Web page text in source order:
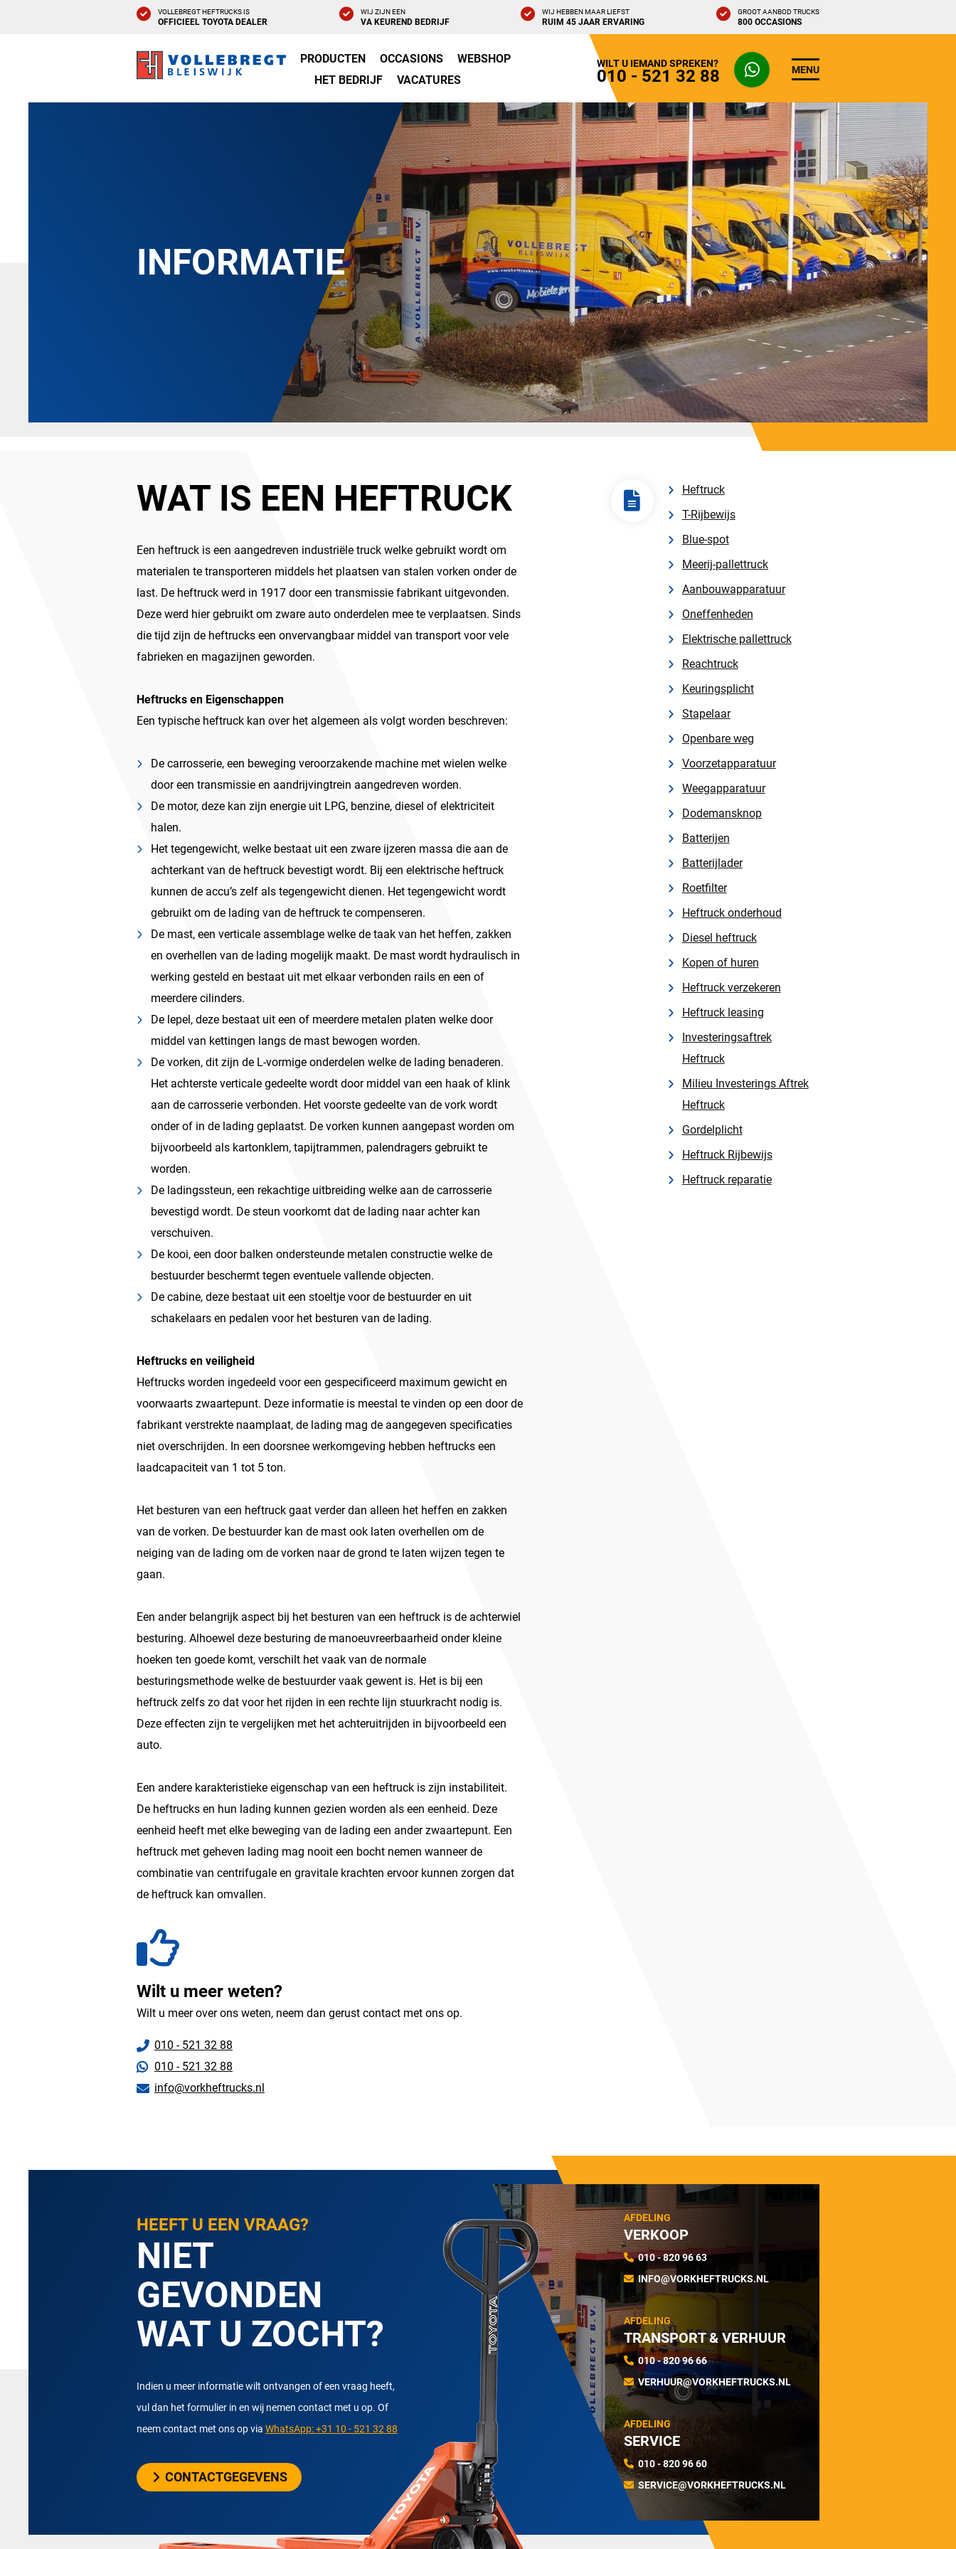
VOLLEBREGT HEFTRUCKS IS
OFFICIEEL TOYOTA DEALER
WIJ ZIJN EEN
VA KEUREND BEDRIJF
WIJ HEBBEN MAAR LIEFST
RUIM 45 JAAR ERVARING
GROOT AANBOD TRUCKS
800 OCCASIONS
PRODUCTEN OCCASIONS
WEBSHOP
HET BEDRIJF
VACATURES
WILT U IEMAND SPREKEN?
010 - 521 32 88 MENU
INFORMATIE
WAT IS EEN HEFTRUCK
Een heftruck is een aangedreven industriële truck welke gebruikt wordt om
materialen te transporteren middels het plaatsen van stalen vorken onder de
last. De heftruck werd in 1917 door een transmissie fabrikant uitgevonden.
Deze werd hier gebruikt om zware auto onderdelen mee te verplaatsen. Sinds
die tijd zijn de heftrucks een onvervangbaar middel van transport voor vele
fabrieken en magazijnen geworden.
Heftrucks en Eigenschappen
Een typische heftruck kan over het algemeen als volgt worden beschreven:
De carrosserie, een beweging veroorzakende machine met wielen welke
door een transmissie en aandrijvingtrein aangedreven worden.
De motor, deze kan zijn energie uit LPG, benzine, diesel of elektriciteit
halen.
Het tegengewicht, welke bestaat uit een zware ijzeren massa die aan de
achterkant van de heftruck bevestigt wordt. Bij een elektrische heftruck
kunnen de accu’s zelf als tegengewicht dienen. Het tegengewicht wordt
gebruikt om de lading van de heftruck te compenseren.
De mast, een verticale assemblage welke de taak van het heffen, zakken
en overhellen van de lading mogelijk maakt. De mast wordt hydraulisch in
werking gesteld en bestaat uit met elkaar verbonden rails en een of
meerdere cilinders.
De lepel, deze bestaat uit een of meerdere metalen platen welke door
middel van kettingen langs de mast bewogen worden.
De vorken, dit zijn de L-vormige onderdelen welke de lading benaderen.
Het achterste verticale gedeelte wordt door middel van een haak of klink
aan de carrosserie verbonden. Het voorste gedeelte van de vork wordt
onder of in de lading geplaatst. De vorken kunnen aangepast worden om
bijvoorbeeld als kartonklem, tapijtrammen, palendragers gebruikt te
worden.
De ladingssteun, een rekachtige uitbreiding welke aan de carrosserie
bevestigd wordt. De steun voorkomt dat de lading naar achter kan
verschuiven.
De kooi, een door balken ondersteunde metalen constructie welke de
bestuurder beschermt tegen eventuele vallende objecten.
De cabine, deze bestaat uit een stoeltje voor de bestuurder en uit
schakelaars en pedalen voor het besturen van de lading.
Heftrucks en veiligheid
Heftrucks worden ingedeeld voor een gespecificeerd maximum gewicht en
voorwaarts zwaartepunt. Deze informatie is meestal te vinden op een door de
fabrikant verstrekte naamplaat, de lading mag de aangegeven specificaties
niet overschrijden. In een doorsnee werkomgeving hebben heftrucks een
laadcapaciteit van 1 tot 5 ton.
Het besturen van een heftruck gaat verder dan alleen het heffen en zakken
van de vorken. De bestuurder kan de mast ook laten overhellen om de
neiging van de lading om de vorken naar de grond te laten wijzen tegen te
gaan.
Een ander belangrijk aspect bij het besturen van een heftruck is de achterwiel
besturing. Alhoewel deze besturing de manoeuvreerbaarheid onder kleine
hoeken ten goede komt, verschilt het vaak van de normale
besturingsmethode welke de bestuurder vaak gewent is. Het is bij een
heftruck zelfs zo dat voor het rijden in een rechte lijn stuurkracht nodig is.
Deze effecten zijn te vergelijken met het achteruitrijden in bijvoorbeeld een
auto.
Een andere karakteristieke eigenschap van een heftruck is zijn instabiliteit.
De heftrucks en hun lading kunnen gezien worden als een eenheid. Deze
eenheid heeft met elke beweging van de lading een ander zwaartepunt. Een
heftruck met geheven lading mag nooit een bocht nemen wanneer de
combinatie van centrifugale en gravitale krachten ervoor kunnen zorgen dat
de heftruck kan omvallen.
Wilt u meer weten?
Wilt u meer over ons weten, neem dan gerust contact met ons op.
010 - 521 32 88
010 - 521 32 88
info@vorkheftrucks.nl
Heftruck
T-Rijbewijs
Blue-spot
Meerij-pallettruck
Aanbouwapparatuur
Oneffenheden
Elektrische pallettruck
Reachtruck
Keuringsplicht
Stapelaar
Openbare weg
Voorzetapparatuur
Weegapparatuur
Dodemansknop
Batterijen
Batterijlader
Roetfilter
Heftruck onderhoud
Diesel heftruck
Kopen of huren
Heftruck verzekeren
Heftruck leasing
Investeringsaftrek
Heftruck
Milieu Investerings Aftrek
Heftruck
Gordelplicht
Heftruck Rijbewijs
Heftruck reparatie
HEEFT U EEN VRAAG?
NIET
GEVONDEN
WAT U ZOCHT?
Indien u meer informatie wilt ontvangen of een vraag heeft,
vul dan het formulier in en wij nemen contact met u op. Of
neem contact met ons op via WhatsApp: +31 10 - 521 32 88
CONTACTGEGEVENS
AFDELING
VERKOOP
010 - 820 96 63
INFO@VORKHEFTRUCKS.NL
AFDELING
TRANSPORT & VERHUUR
010 - 820 96 66
VERHUUR@VORKHEFTRUCKS.NL
AFDELING
SERVICE
010 - 820 96 60
SERVICE@VORKHEFTRUCKS.NL